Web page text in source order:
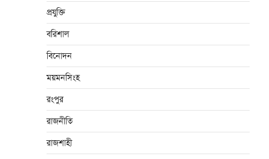
প্রযুক্তি
বরিশাল
বিনোদন
ময়মনসিংহ
রংপুর
রাজনীতি
রাজশাহী